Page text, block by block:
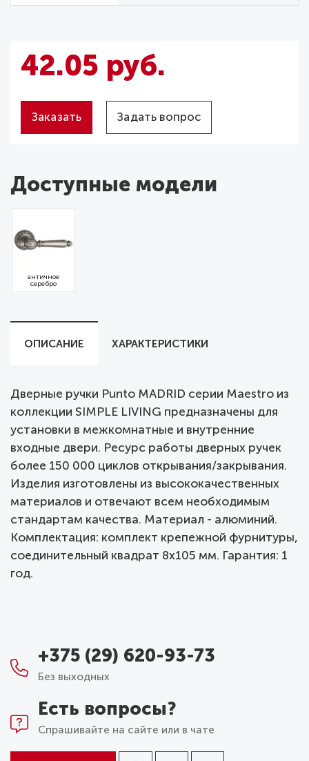
42.05 руб.
Заказать Задать вопрос
Доступные модели
античное
серебро
ОПИСАНИЕ ХАРАКТЕРИСТИКИ
Дверные ручки Punto MADRID серии Maestro из
коллекции SIMPLE LIVING предназначены для
установки в межкомнатные и внутренние
входные двери. Ресурс работы дверных ручек
более 150 000 циклов открывания/закрывания.
Изделия изготовлены из высококачественных
материалов и отвечают всем необходимым
стандартам качества. Материал - алюминий.
Комплектация: комплект крепежной фурнитуры,
соединительный квадрат 8x105 мм. Гарантия: 1
год.
+375 (29) 620-93-73
Без выходных
Есть вопросы?
Спрашивайте на сайте или в чате